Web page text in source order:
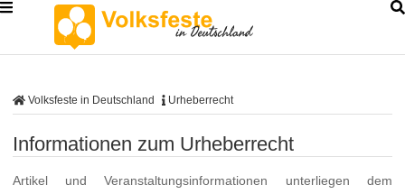
Volksfeste in Deutschland Urheberrecht
Informationen zum Urheberrecht
Artikel und Veranstaltungsinformationen unterliegen dem